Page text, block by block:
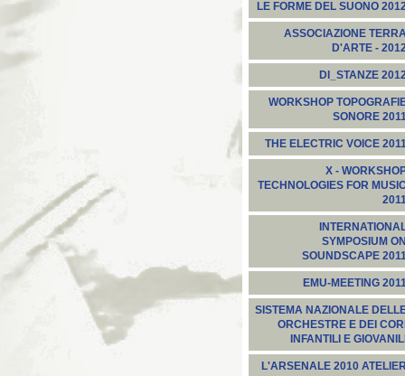
LE FORME DEL SUONO 2012
ASSOCIAZIONE TERRA
D'ARTE - 2012
DI_STANZE 2012
WORKSHOP
SONORE 2011
THE ELECTRIC VOICE 2011
X -
TECHNOLOGIES FOR MUSIC
2011
SYMPOSIUM ON
SOUNDSCAPE 2011
EMU-MEETING 2011
SISTEMA NAZIONALE
ORCHESTRE E DEI CORI
INFANTILI E GIOVANILI
L'ARSENALE 2010 ATELIER